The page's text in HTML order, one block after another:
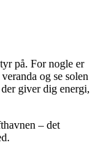
på. For nogle er
og se solen
giver dig energi,
– det